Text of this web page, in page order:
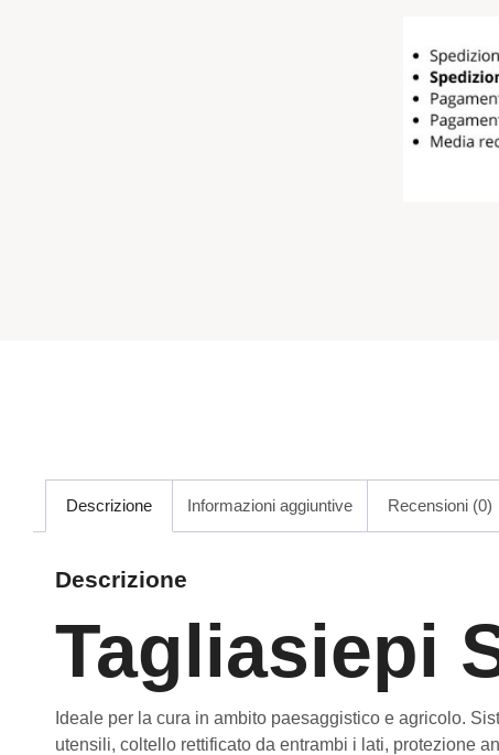
Descrizione Informazioni aggiuntive Recensioni (0)
Descrizione
Tagliasiepi
Ideale per la cura in ambito paesaggistico e agricolo.
utensili, coltello rettificato da entrambi i lati, protezione